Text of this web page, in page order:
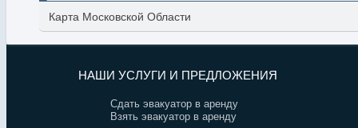
Карта Московской Области
НАШИ УСЛУГИ И ПРЕДЛОЖЕНИЯ
Сдать эвакуатор в аренду
Взять эвакуатор в аренду